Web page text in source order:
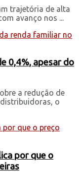
trajetória de alta
avanço nos ...
0,4%, apesar do
a redução de
o
por que o